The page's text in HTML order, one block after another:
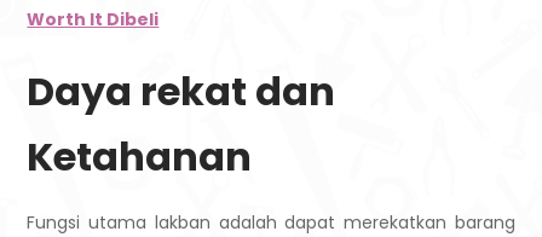
Worth It Dibeli
Daya rekat dan
Ketahanan
Fungsi utama lakban adalah dapat merekatkan barang